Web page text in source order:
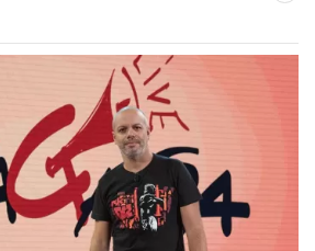
FACEBOOK
è il canale del portale
al mondo della
dello spettacolo e del gossip.